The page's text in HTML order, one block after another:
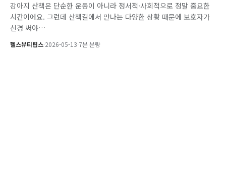
강아지 산책은 단순한 운동이 아니라 정서적·사회적으로 정말 중요한
시간이에요. 그런데 산책길에서 만나는 다양한 상황 때문에 보호자가
신경 써야…
헬스뷰티팁스·2026-05-13·7분 분량